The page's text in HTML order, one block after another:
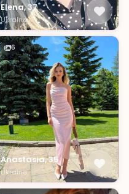
Elena, 37
Ukraine
6
Anastasia, 35
Ukraine